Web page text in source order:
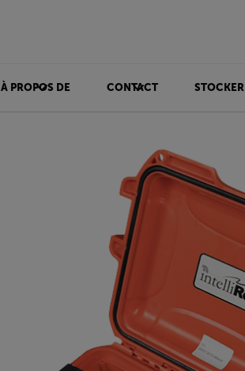
À PROPOS DE CONTACT STOCKER